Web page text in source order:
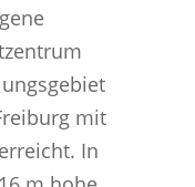
mit
In